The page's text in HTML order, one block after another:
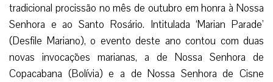
tradicional procissão no mês de outubro em honra à Nossa
Senhora e ao Santo Rosário. Intitulada ‘Marian Parade’
(Desfile Mariano), o evento deste ano contou com duas
novas invocações marianas, a de Nossa Senhora de
Copacabana (Bolívia) e a de Nossa Senhora de Cisne